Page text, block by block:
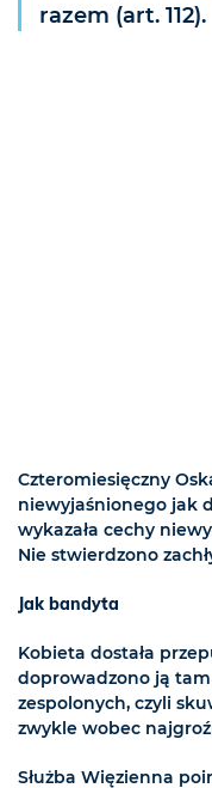
razem (art. 112).
Czteromiesięczny
niewyjaśnionego jak
wykazała cechy
Nie stwierdzono
Jak bandyta
Kobieta dostała
doprowadzono ją
zespolonych, czyli
zwykle wobec
Służba Więzienna